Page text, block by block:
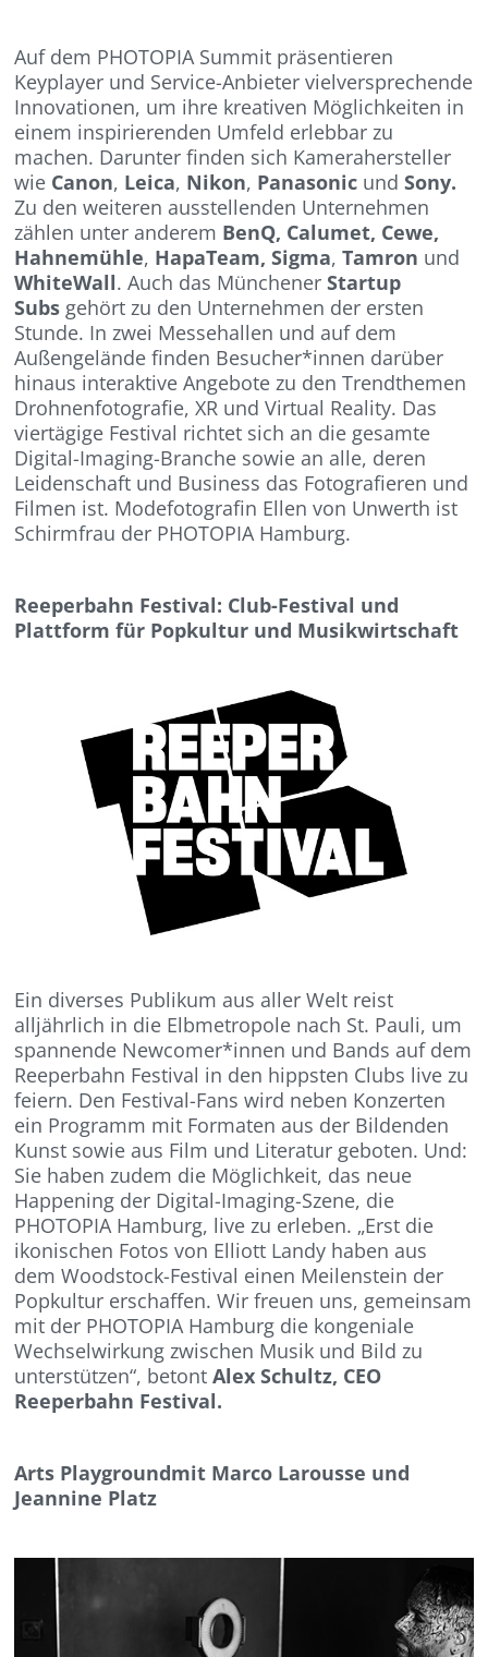
Auf dem PHOTOPIA Summit präsentieren
Keyplayer und Service-Anbieter vielversprechende
Innovationen, um ihre kreativen Möglichkeiten in
einem inspirierenden Umfeld erlebbar zu
machen. Darunter finden sich Kamerahersteller
wie Canon, Leica, Nikon, Panasonic undSony.
Zu den weiteren ausstellenden Unternehmen
zählen unter anderem BenQ, Calumet, Cewe,
Hahnemühle, HapaTeam,Sigma,Tamron und
WhiteWall. Auch das MünchenerStartup
Subs gehört zu den Unternehmen der ersten
Stunde. In zwei Messehallen und auf dem
Außengelände finden Besucher*innen darüber
hinaus interaktive Angebote zu den Trendthemen
Drohnenfotografie, XR und Virtual Reality. Das
viertägige Festival richtet sich an die gesamte
Digital-Imaging-Branche sowie an alle, deren
Leidenschaft und Business das Fotografieren und
Filmen ist. Modefotografin Ellen von Unwerth ist
Schirmfrau der PHOTOPIA Hamburg.
Reeperbahn Festival: Club-Festival und
Plattform für Popkultur und Musikwirtschaft
Ein diverses Publikum aus aller Welt reist
alljährlich in die Elbmetropole nach St. Pauli, um
spannende Newcomer*innen und Bands auf dem
Reeperbahn Festival in den hippsten Clubs live zu
feiern. Den Festival-Fans wird neben Konzerten
ein Programm mit Formaten aus der Bildenden
Kunst sowie aus Film und Literatur geboten. Und:
Sie haben zudem die Möglichkeit, das neue
Happening der Digital-Imaging-Szene, die
PHOTOPIA Hamburg, live zu erleben. „Erst die
ikonischen Fotos von Elliott Landy haben aus
dem Woodstock-Festival einen Meilenstein der
Popkultur erschaffen. Wir freuen uns, gemeinsam
mit der PHOTOPIA Hamburg die kongeniale
Wechselwirkung zwischen Musik und Bild zu
unterstützen“, betontAlex Schultz, CEO
Reeperbahn Festival.
Arts Playgroundmit Marco Larousse und
Jeannine Platz